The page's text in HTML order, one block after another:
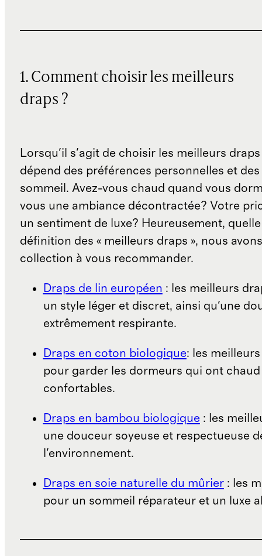
1. Comment choisir les meilleurs
draps ?
Lorsqu'il s'agit de choisir les meilleurs
dépend des préférences personnelles et
sommeil. Avez-vous chaud quand vous
vous une ambiance décontractée? Votre
un sentiment de luxe? Heureusement,
définition des « meilleurs draps », nous
collection à vous recommander.
Draps de lin européen : les meilleurs
un style léger et discret, ainsi qu'une
extrêmement respirante.
Draps en coton biologique: les
pour garder les dormeurs qui ont
confortables.
Draps en bambou biologique: les
une douceur soyeuse et respectueuse
l'environnement.
Draps en soie naturelle du mûrier: les
pour un sommeil réparateur et un luxe